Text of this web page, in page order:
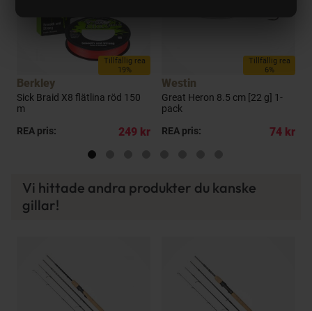
Tillfällig rea
19%
Berkley
Sick Braid X8 flätlina röd 150
m
REA pris:
249 kr
Tillfällig rea
6%
Westin
Great Heron 8.5 cm [22 g] 1-
pack
REA pris:
74 kr
Vi hittade andra produkter du kanske
gillar!